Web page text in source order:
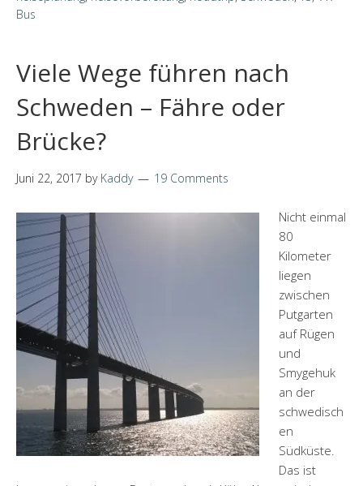
Bus
Viele Wege führen nach
Schweden – Fähre oder
Brücke?
Juni 22, 2017 by Kaddy 19 Comments
Nicht einmal
80
Kilometer
liegen
zwischen
Putgarten
auf Rügen
und
Smygehuk
an der
schwedisch
en
Südküste.
Das ist